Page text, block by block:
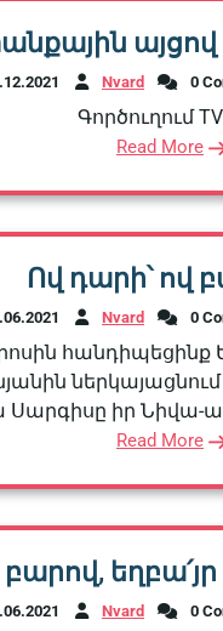
այցով
Nvard 0
Գործուղում
Read More
Ով դարի՝ ով
Nvard 0
հանդիպեցինք
Սարգիսը իր Նիվա-
Read More
Nvard 0